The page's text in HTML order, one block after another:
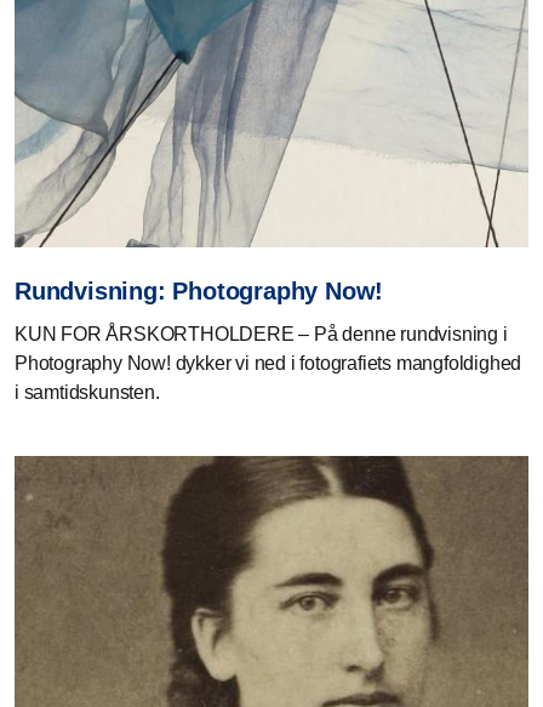
Rundvisning: Photography Now!
KUN FOR ÅRSKORTHOLDERE – På denne rundvisning i
Photography Now! dykker vi ned i fotografiets mangfoldighed
i samtidskunsten.